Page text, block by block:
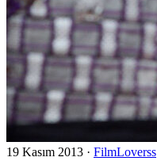
19 Kasım 2013 · FilmLoverss